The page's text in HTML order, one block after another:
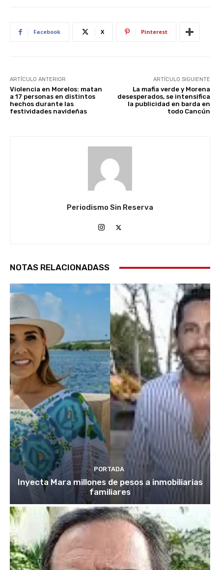
Facebook X Pinterest
ARTÍCULO ANTERIOR
Violencia en Morelos: matan
a 17 personas en distintos
hechos durante las
festividades navideñas
ARTÍCULO SIGUIENTE
La mafia verde y Morena
desesperados, se intensifica
la publicidad en barda en
todo Cancún
Periodismo Sin Reserva
NOTAS RELACIONADASS
PORTADA
Inyecta Mara millones de pesos a inmobiliarias
familiares